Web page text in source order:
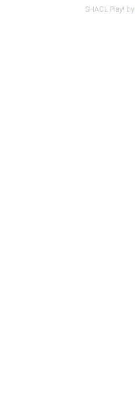
SHACL Play! by